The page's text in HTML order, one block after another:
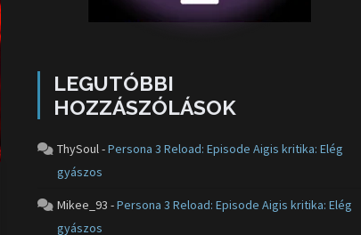
LEGUTÓBBI
HOZZÁSZÓLÁSOK
ThySoul-Persona 3 Reload: Episode Aigis kritika: Elég
gyászos
Mikee_93 -Persona 3 Reload: Episode Aigis kritika: Elég
gyászos